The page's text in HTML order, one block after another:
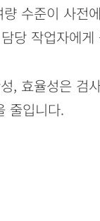
수준이 사전
당 작업자에
, 효율성은 검
줄입니다.